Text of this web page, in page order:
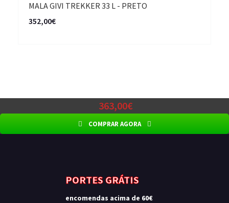
MALA GIVI TREKKER 33 L - PRETO
352,00€
363,00€
COMPRAR AGORA
PORTES GRÁTIS
encomendas acima de 60€